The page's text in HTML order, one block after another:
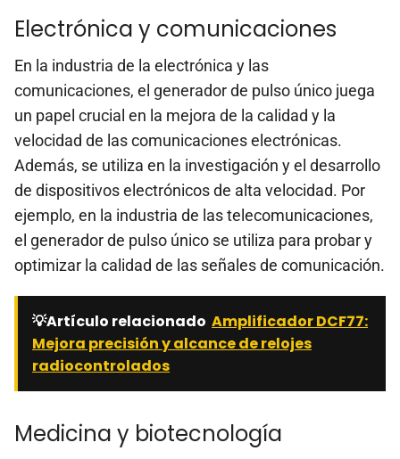
Electrónica y comunicaciones
En la industria de la electrónica y las
comunicaciones, el generador de pulso único juega
un papel crucial en la mejora de la calidad y la
velocidad de las comunicaciones electrónicas.
Además, se utiliza en la investigación y el desarrollo
de dispositivos electrónicos de alta velocidad. Por
ejemplo, en la industria de las telecomunicaciones,
el generador de pulso único se utiliza para probar y
optimizar la calidad de las señales de comunicación.
💡Artículo relacionado Amplificador DCF77:
Mejora precisión y alcance de relojes
radiocontrolados
Medicina y biotecnología